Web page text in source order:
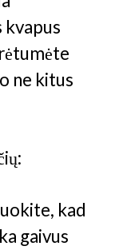
kvapus
ne kitus
kad
gaivus